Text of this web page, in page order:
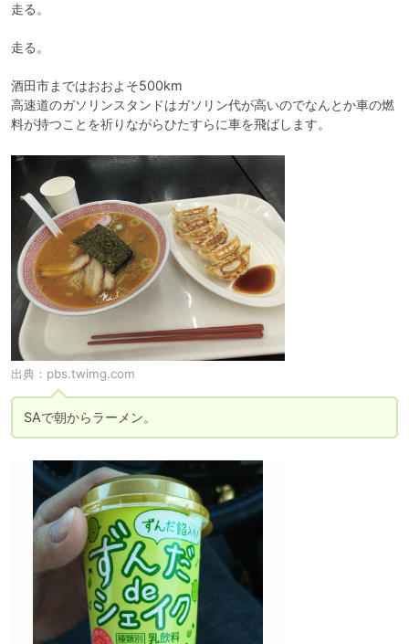
走る。
走る。
酒田市まではおおよそ500km
高速道のガソリンスタンドはガソリン代が高いのでなんとか車の燃
料が持つことを祈りながらひたすらに車を飛ばします。
出典： pbs.twimg.com
SAで朝からラーメン。